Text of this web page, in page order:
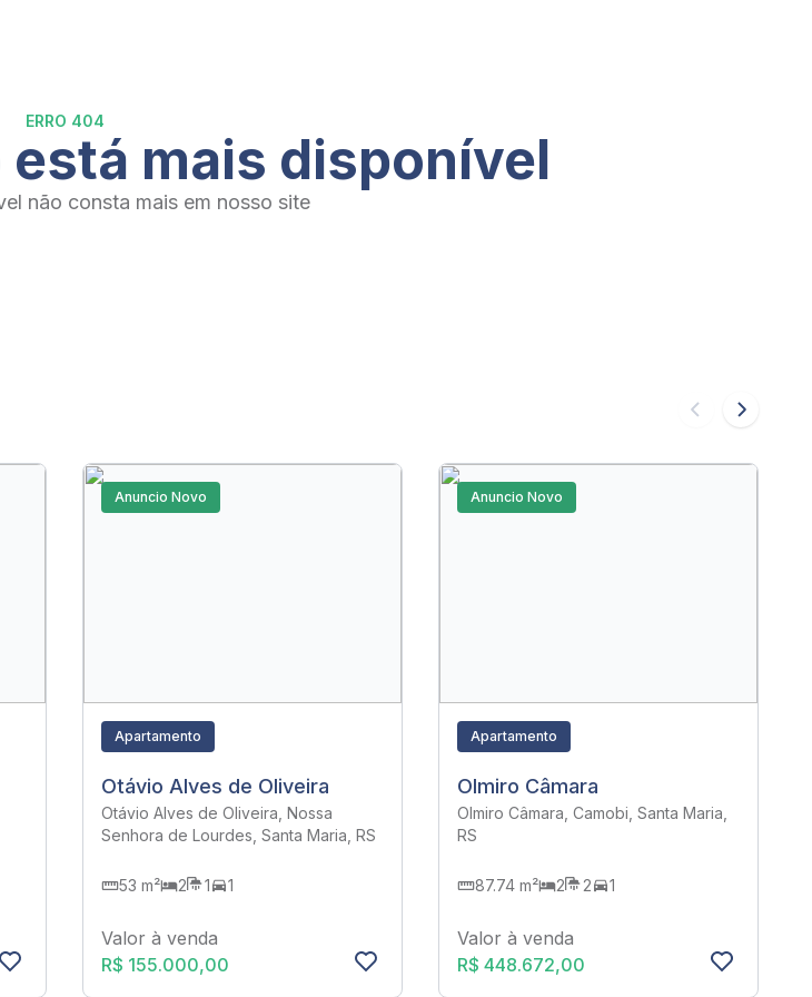
ERRO 404
está mais disponível
não consta mais em nosso site
Anuncio Novo
Apartamento
Otávio Alves de Oliveira
Otávio Alves de Oliveira, Nossa
Senhora de Lourdes, Santa Maria, RS
53 m² 2 1 1
Valor à venda
R$ 155.000,00
Anuncio Novo
Apartamento
Olmiro Câmara
Olmiro Câmara, Camobi, Santa Maria,
RS
87.74 m² 2 2 1
Valor à venda
R$ 448.672,00